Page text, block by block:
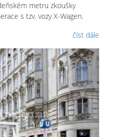
metru zkoušky
s tzv. vozy X-Wagen.
číst dále